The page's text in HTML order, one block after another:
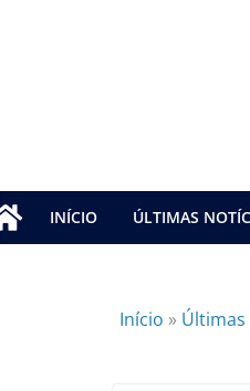
INÍCIO ÚLTIMAS
Início »